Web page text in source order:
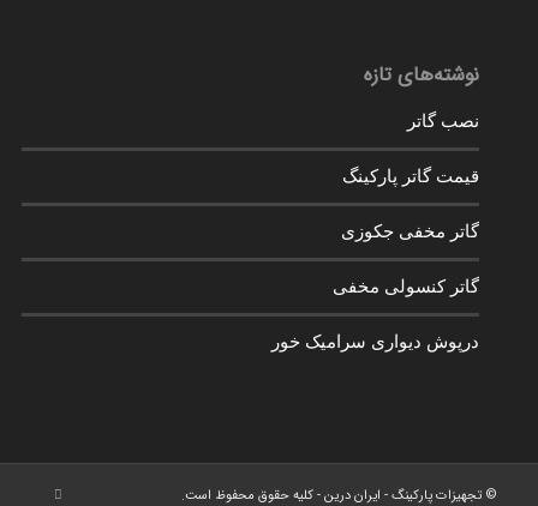
نوشته‌های تازه
نصب گاتر
قیمت گاتر پارکینگ
گاتر مخفی جکوزی
گاتر کنسولی مخفی
درپوش دیواری سرامیک خور
© تجهیزات پارکینگ - ایران درین - کلیه حقوق محفوظ است.